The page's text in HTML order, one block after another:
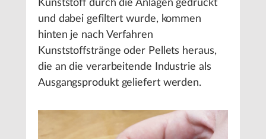
Kunststoff durch die Anlagen gedrückt
und dabei gefiltert wurde, kommen
hinten je nach Verfahren
Kunststoffstränge oder Pellets heraus,
die an die verarbeitende Industrie als
Ausgangsprodukt geliefert werden.